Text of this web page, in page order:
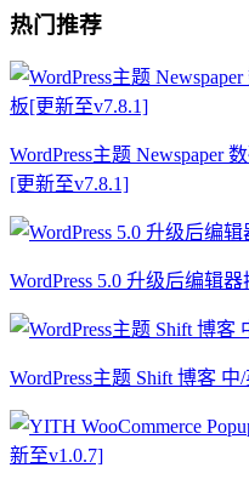
热门推荐
WordPress主题 Newspaper
[更新至v7.8.1]
WordPress 5.0 升级后编辑
WordPress主题 Shift 博客